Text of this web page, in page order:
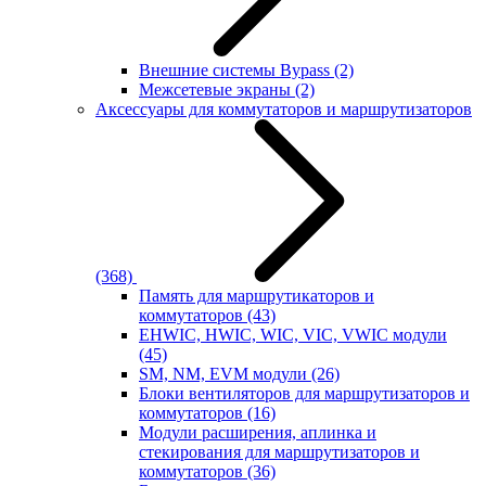
Внешние системы Bypass (2)
Межсетевые экраны (2)
Аксессуары для коммутаторов и маршрутизаторов
(368)
Память для маршрутикаторов и
коммутаторов (43)
EHWIC, HWIC, WIC, VIC, VWIC модули
(45)
SM, NM, EVM модули (26)
Блоки вентиляторов для маршрутизаторов и
коммутаторов (16)
Модули расширения, аплинка и
стекирования для маршрутизаторов и
коммутаторов (36)